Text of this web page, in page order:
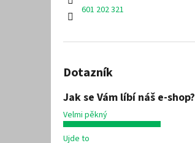
601 202 321
Dotazník
Jak se Vám líbí náš e-shop?
Velmi pěkný
Ujde to